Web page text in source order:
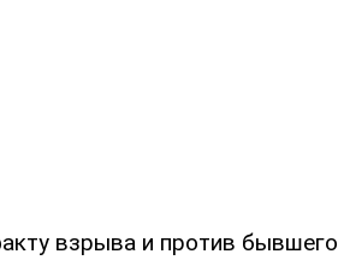
взрыва и против бывшего